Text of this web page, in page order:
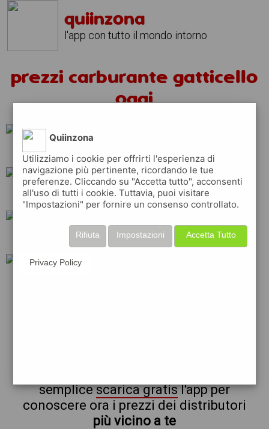
quiinzona
l'app con tutto il mondo intorno
prezzi carburante gatticello
oggi
api
shell erg q8
tamoil eni
semplicescarica gratisl'app per
conoscere ora i prezzi dei distributori
più vicino a te
Quiinzona
Utilizziamo i cookie per offrirti l'esperienza di
navigazione più pertinente, ricordando le tue
preferenze. Cliccando su "Accetta tutto", acconsenti
all'uso di tutti i cookie. Tuttavia, puoi visitare
"Impostazioni" per fornire un consenso controllato.
Accetta Tutto
Impostazioni
Rifiuta
Privacy Policy